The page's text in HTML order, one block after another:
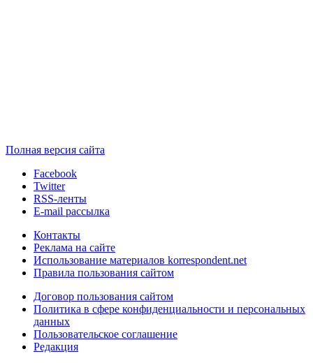
Полная версия сайта
Facebook
Twitter
RSS-ленты
E-mail рассылка
Контакты
Реклама на сайте
Использование материалов korrespondent.net
Правила пользования сайтом
Договор пользования сайтом
Политика в сфере конфиденциальности и персональных
данных
Пользовательское соглашение
Редакция